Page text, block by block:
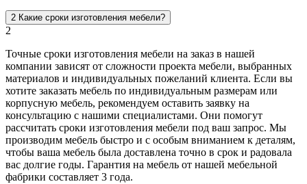
2 Какие сроки изготовления мебели?
2
Точные сроки изготовления мебели на заказ в нашей
компании зависят от сложности проекта мебели, выбранных
материалов и индивидуальных пожеланий клиента. Если вы
хотите заказать мебель по индивидуальным размерам или
корпусную мебель, рекомендуем оставить заявку на
консультацию с нашими специалистами. Они помогут
рассчитать сроки изготовления мебели под ваш запрос. Мы
производим мебель быстро и с особым вниманием к деталям,
чтобы ваша мебель была доставлена точно в срок и радовала
вас долгие годы. Гарантия на мебель от нашей мебельной
фабрики составляет 3 года.